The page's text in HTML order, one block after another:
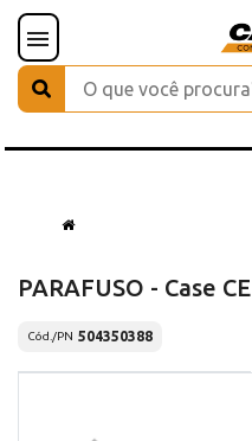
PARAFUSO - Case CE
Cód./PN 504350388